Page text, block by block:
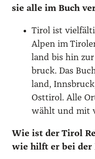
sie alle im Buch
Tirol ist
Alpen im
land bis hin
bruck. Das
land,
Ost­ti­rol. Alle
wählt und mit
Wie ist der Tirol
wie hilft er bei der